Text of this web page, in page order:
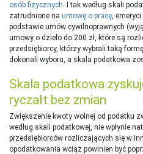
osób fizycznych. I tak według skali
zatrudnione na umowę o pracę,
podstawie umów cywilnoprawnych
umowy o dzieło do 200 zł, które są
przedsiębiorcy, którzy wybrali taką
dokonali wyboru, a skala podatkowa
Skala podatkowa
ryczałt bez zmian
Zwiększenie kwoty wolnej od podatku
według skali podatkowej, nie wpłynie
przedsiębiorców rozliczających się w
opodatkowania wciąż powinien być